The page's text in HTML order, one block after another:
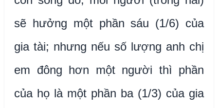
sẽ hưởng một phần sáu (1/6) của
gia tài; nhưng nếu số lượng anh chị
em đông hơn một người thì phần
của họ là một phần ba (1/3) của gia